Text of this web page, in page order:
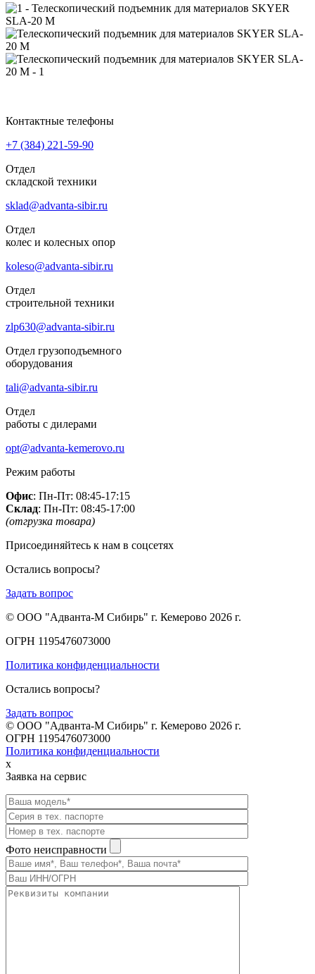
Контактные телефоны
+7 (384) 221-59-90
Отдел
складской техники
sklad@advanta-sibir.ru
Отдел
колес и колесных опор
koleso@advanta-sibir.ru
Отдел
строительной техники
zlp630@advanta-sibir.ru
Отдел грузоподъемного
оборудования
tali@advanta-sibir.ru
Отдел
работы с дилерами
opt@advanta-kemerovo.ru
Режим работы
Офис: Пн-Пт: 08:45-17:15
Склад: Пн-Пт: 08:45-17:00
(отгрузка товара)
Присоединяйтесь к нам в соцсетях
Остались вопросы?
Задать вопрос
© ООО "Адванта-М Сибирь" г. Кемерово 2026 г.
ОГРН 1195476073000
Политика конфиденциальности
Остались вопросы?
Задать вопрос
© ООО "Адванта-М Сибирь" г. Кемерово 2026 г.
ОГРН 1195476073000
Политика конфиденциальности
x
Заявка на сервис
Фото неисправности